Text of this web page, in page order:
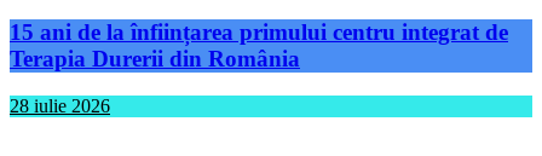
15 ani de la înființarea primului centru integrat de
Terapia Durerii din România
28 iulie 2026